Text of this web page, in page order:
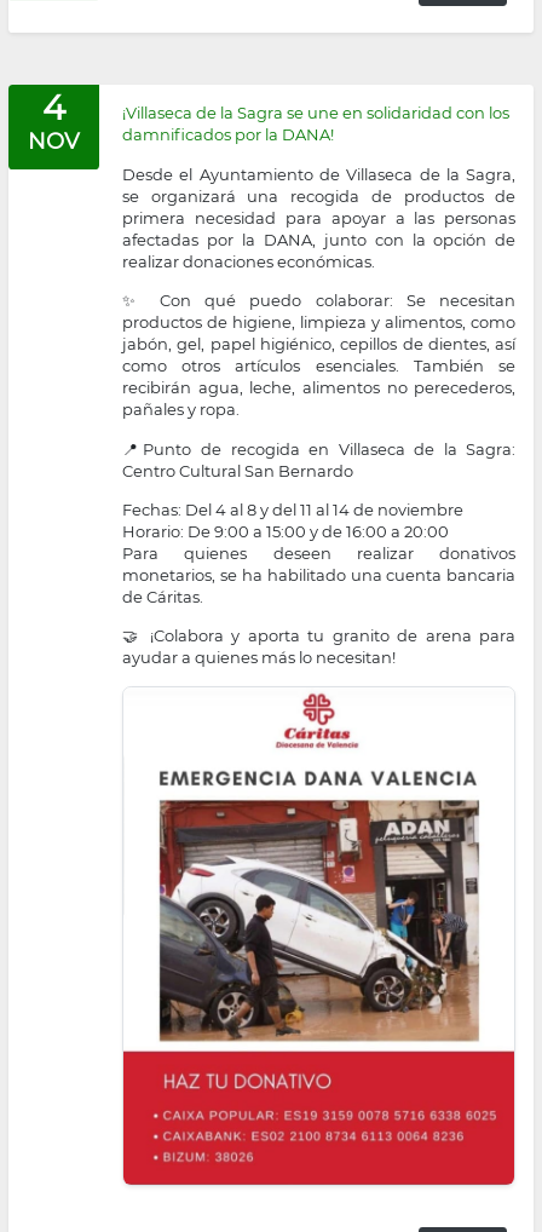
la
navegación
4
NOV
¡Villaseca de la Sagra se une en solidaridad con los
damnificados por la DANA!
Desde el Ayuntamiento de Villaseca de la Sagra,
se organizará una recogida de productos de
primera necesidad para apoyar a las personas
afectadas por la DANA, junto con la opción de
realizar donaciones económicas.
✨ Con qué puedo colaborar: Se necesitan
productos de higiene, limpieza y alimentos, como
jabón, gel, papel higiénico, cepillos de dientes, así
como otros artículos esenciales. También se
recibirán agua, leche, alimentos no perecederos,
pañales y ropa.
📍Punto de recogida en Villaseca de la Sagra:
Centro Cultural San Bernardo
Fechas: Del 4 al 8 y del 11 al 14 de noviembre
Horario: De 9:00 a 15:00 y de 16:00 a 20:00
Para quienes deseen realizar donativos
monetarios, se ha habilitado una cuenta bancaria
de Cáritas.
🤝 ¡Colabora y aporta tu granito de arena para
ayudar a quienes más lo necesitan!